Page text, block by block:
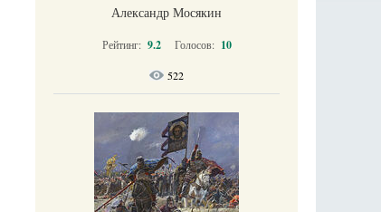
Александр Мосякин
Рейтинг: 9.2 Голосов: 10
522